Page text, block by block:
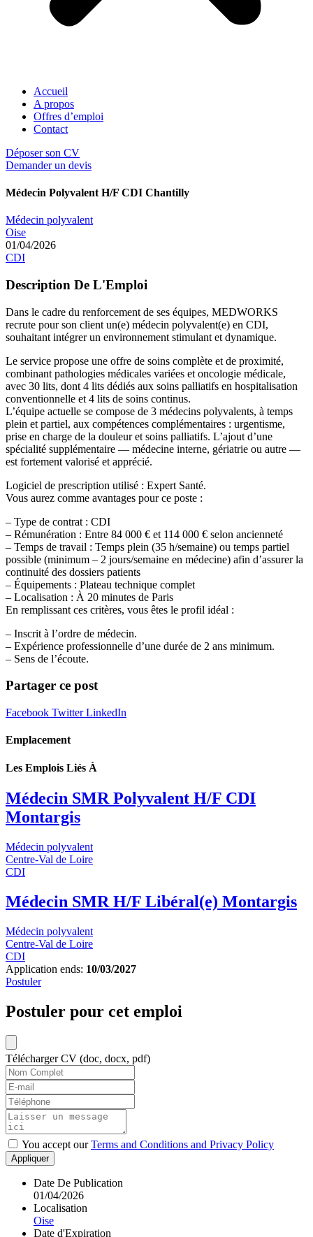
Accueil
A propos
Offres d’emploi
Contact
Déposer son CV
Demander un devis
Médecin Polyvalent H/F CDI Chantilly
Médecin polyvalent
Oise
01/04/2026
CDI
Description De L'Emploi
Dans le cadre du renforcement de ses équipes, MEDWORKS
recrute pour son client un(e) médecin polyvalent(e) en CDI,
souhaitant intégrer un environnement stimulant et dynamique.
Le service propose une offre de soins complète et de proximité,
combinant pathologies médicales variées et oncologie médicale,
avec 30 lits, dont 4 lits dédiés aux soins palliatifs en hospitalisation
conventionnelle et 4 lits de soins continus.
L’équipe actuelle se compose de 3 médecins polyvalents, à temps
plein et partiel, aux compétences complémentaires : urgentisme,
prise en charge de la douleur et soins palliatifs. L’ajout d’une
spécialité supplémentaire — médecine interne, gériatrie ou autre —
est fortement valorisé et apprécié.
Logiciel de prescription utilisé : Expert Santé.
Vous aurez comme avantages pour ce poste :
– Type de contrat : CDI
– Rémunération : Entre 84 000 € et 114 000 € selon ancienneté
– Temps de travail : Temps plein (35 h/semaine) ou temps partiel
possible (minimum – 2 jours/semaine en médecine) afin d’assurer la
continuité des dossiers patients
– Équipements : Plateau technique complet
– Localisation : À 20 minutes de Paris
En remplissant ces critères, vous êtes le profil idéal :
– Inscrit à l’ordre de médecin.
– Expérience professionnelle d’une durée de 2 ans minimum.
– Sens de l’écoute.
Partager ce post
Facebook TwitterLinkedIn
Emplacement
Les Emplois Liés À
Médecin SMR Polyvalent H/F CDI
Montargis
Médecin polyvalent
Centre-Val de Loire
CDI
Médecin SMR H/F Libéral(e) Montargis
Médecin polyvalent
Centre-Val de Loire
CDI
Application ends: 10/03/2027
Postuler
Postuler pour cet emploi
Télécharger CV (doc, docx, pdf)
You accept ourTerms and Conditions and Privacy Policy
Appliquer
Date De Publication
01/04/2026
Localisation
Oise
Date d'Expiration